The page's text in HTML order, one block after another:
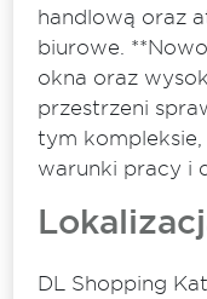
handlową oraz
biurowe.
okna oraz
przestrzeni
tym
warunki pracy i
DL Shopping